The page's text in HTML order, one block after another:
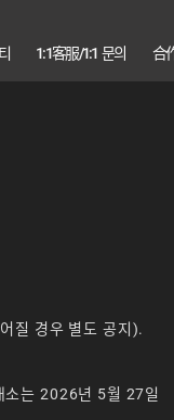
1:1客服/1:1 문의 合
질 경우 별도 공지).
는 2026년 5월 27일